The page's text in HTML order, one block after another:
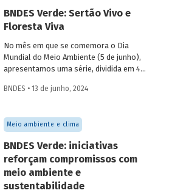
privado para viabilizar o desenvolvimento
sustentável nessas regiões.
BNDES Verde: Sertão Vivo e
Floresta Viva
No mês em que se comemora o Dia
Mundial do Meio Ambiente (5 de junho),
apresentamos uma série, dividida em 4
BNDES relacionadas ao tema. Os
Vivo” e “Floresta Viva”.
BNDES • 13 de junho, 2024
Meio ambiente e clima
BNDES Verde: iniciativas
reforçam compromissos com
meio ambiente e
sustentabilidade